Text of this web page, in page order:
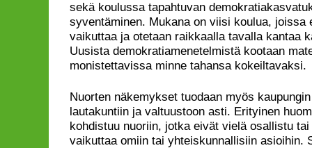
sekä koulussa tapahtuvan
syventäminen. Mukana on viisi koulua, joissa
vaikuttaa ja otetaan raikkaalla tavalla kantaa
Uusista demokratiamenetelmistä kootaan
monistettavissa minne tahansa kokeiltavaksi.
Nuorten näkemykset tuodaan myös
lautakuntiin ja valtuustoon asti. Erityinen
kohdistuu nuoriin, jotka eivät vielä osallistu
vaikuttaa omiin tai yhteiskunnallisiin asioihin.